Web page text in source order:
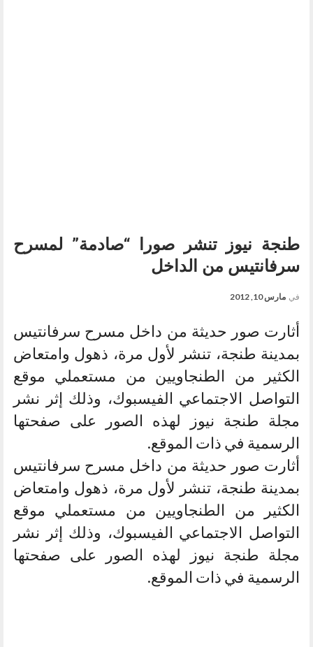
طنجة نيوز تنشر صورا “صادمة” لمسرح
سرفانتيس من الداخل
في مارس 10, 2012
أثارت صور حديثة من داخل مسرح سرفانتيس
بمدينة طنجة، تنشر لأول مرة، ذهول وامتعاض
الكثير من الطنجاويين من مستعملي موقع
التواصل الاجتماعي الفيسبوك، وذلك إثر نشر
مجلة طنجة نيوز لهذه الصور على صفحتها
الرسمية في ذات الموقع.
أثارت صور حديثة من داخل مسرح سرفانتيس
بمدينة طنجة، تنشر لأول مرة، ذهول وامتعاض
الكثير من الطنجاويين من مستعملي موقع
التواصل الاجتماعي الفيسبوك، وذلك إثر نشر
مجلة طنجة نيوز لهذه الصور على صفحتها
الرسمية في ذات الموقع.